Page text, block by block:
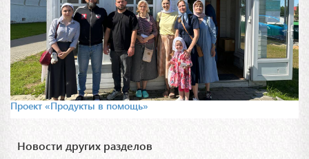
Проект «Продукты в помощь»
Новости других разделов